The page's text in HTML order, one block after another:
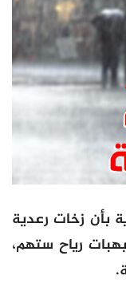
بأن زخات رعدية
وبهبات رياح ستهم،